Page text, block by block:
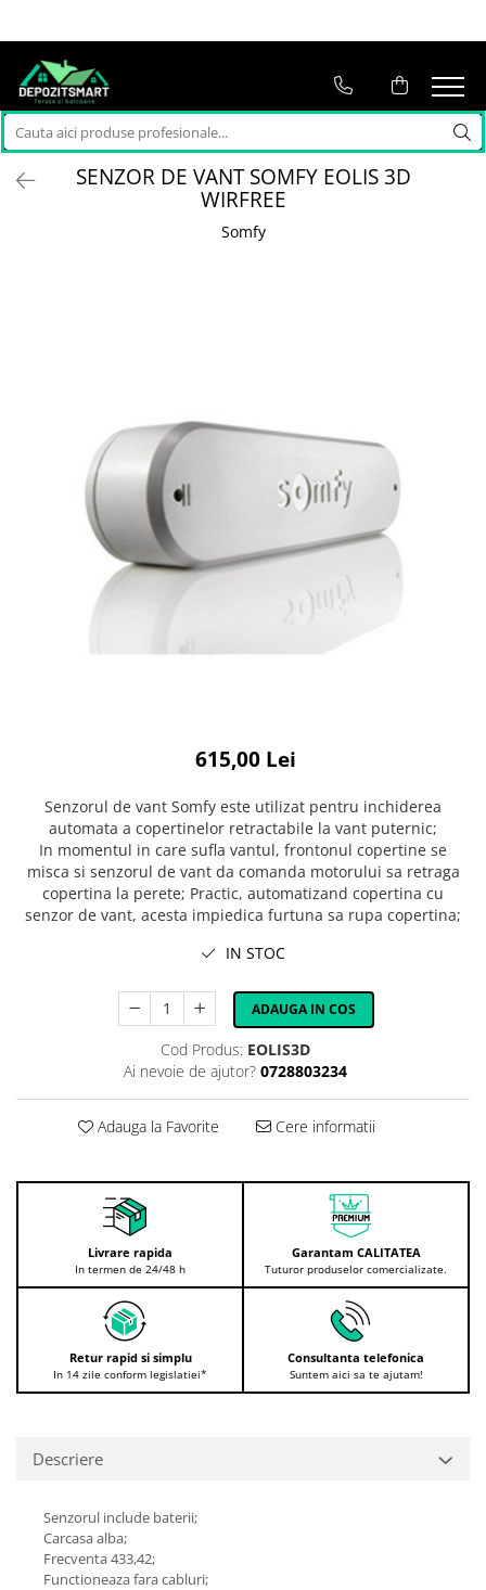
SENZOR DE VANT SOMFY EOLIS 3D
WIRFREE
Somfy
615,00 Lei
Senzorul de vant Somfy este utilizat pentru inchiderea
automata a copertinelor retractabile la vant puternic;
In momentul in care sufla vantul, frontonul copertine se
misca si senzorul de vant da comanda motorului sa retraga
copertina la perete; Practic, automatizand copertina cu
senzor de vant, acesta impiedica furtuna sa rupa copertina;
IN STOC
ADAUGA IN COS
Cod Produs: EOLIS3D
Ai nevoie de ajutor? 0728803234
Adauga la Favorite Cere informatii
Livrare rapida
In termen de 24/48 h
Garantam CALITATEA
Tuturor produselor comercializate.
Retur rapid si simplu
In 14 zile conform legislatiei*
Consultanta telefonica
Suntem aici sa te ajutam!
Descriere
Senzorul include baterii;
Carcasa alba;
Frecventa 433,42;
Functioneaza fara cabluri;